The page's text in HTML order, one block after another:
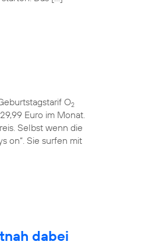
O2
Euro im Monat.
Selbst wenn die
on“. Sie surfen mit
dabei